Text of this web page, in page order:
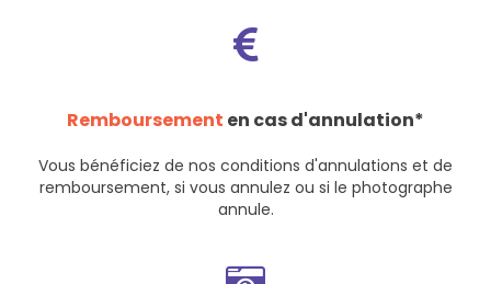
Remboursement en cas d'annulation*
Vous bénéficiez de nos conditions d'annulations et de
remboursement, si vous annulez ou si le photographe
annule.